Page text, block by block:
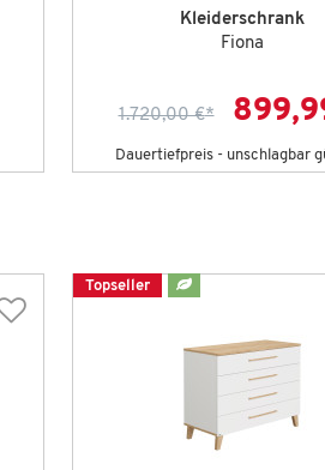
Kleiderschrank
Fiona
1.720,00 €*
Dauertiefpreis - unschlagbar
Topseller